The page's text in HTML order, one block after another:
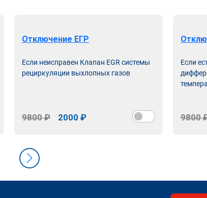
Отключение ЕГР
Если неисправен Клапан EGR системы
рециркуляции выхлопных газов
9800 ₽ 2000 ₽
Если
9800